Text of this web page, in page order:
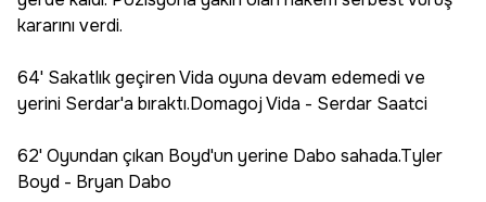
kararını verdi.
64' Sakatlık geçiren Vida oyuna devam edemedi ve
yerini Serdar'a bıraktı.Domagoj Vida - Serdar Saatci
62' Oyundan çıkan Boyd'un yerine Dabo sahada.Tyler
Boyd - Bryan Dabo